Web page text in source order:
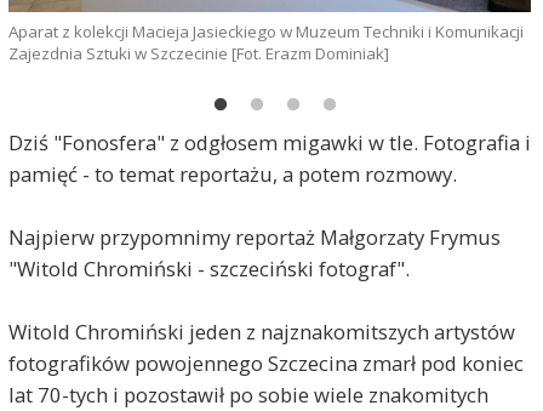
Aparat z kolekcji Macieja Jasieckiego w Muzeum Techniki i Komunikacji
Zajezdnia Sztuki w Szczecinie [Fot. Erazm Dominiak]
Dziś "Fonosfera" z odgłosem migawki w tle. Fotografia i
pamięć - to temat reportażu, a potem rozmowy.
Najpierw przypomnimy reportaż Małgorzaty Frymus
"Witold Chromiński - szczeciński fotograf".
Witold Chromiński jeden z najznakomitszych artystów
fotografików powojennego Szczecina zmarł pod koniec
lat 70-tych i pozostawił po sobie wiele znakomitych